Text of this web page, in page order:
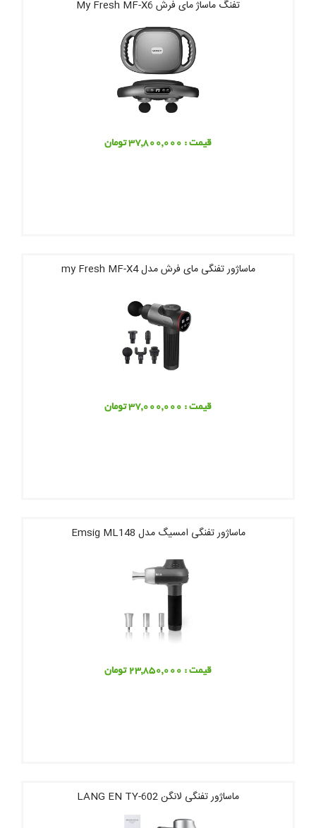
تفنگ ماساژ مای فرش My Fresh MF-X6
قیمت : 37,800,000 تومان
ماساژور تفنگی مای فرش مدل my Fresh MF-X4
قیمت : 37,000,000 تومان
ماساژور تفنگی امسیگ مدل Emsig ML148
قیمت : 23,850,000 تومان
ماساژور تفنگی لانگن LANG EN TY-602